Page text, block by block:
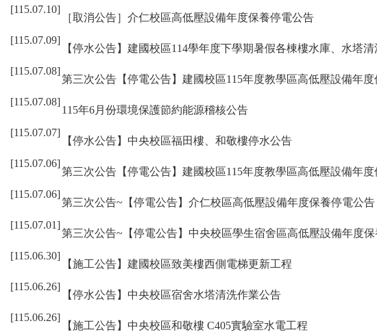
[115.07.10]
［取消公告］介仁校區高低壓設備年度保養停電公告
[115.07.09]
【停水公告】建國校區114學年度下學期暑假各棟樓水庫、水塔清
[115.07.08]
第三次公告【停電公告】建國校區115年度教學區高低壓設備年度
[115.07.08]
115年6月份環境保護節約能源稽核公告
[115.07.07]
【停水公告】中央校區福田樓、和敬樓停水公告
[115.07.06]
第三次公告【停電公告】建國校區115年度教學區高低壓設備年度
[115.07.06]
第三次公告~【停電公告】介仁校區高低壓設備年度保養停電公告
[115.07.01]
第三次公告~【停電公告】中央校區學生宿舍區高低壓設備年度
[115.06.30]
【施工公告】建國校區致美樓西側電梯更新工程
[115.06.26]
【停水公告】中央校區宿舍水塔清洗作業公告
[115.06.26]
【施工公告】中央校區和敬樓 C405實驗室水電工程